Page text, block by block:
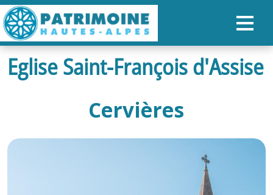
ACCUEIL
PATRIMOINE
Eglise Saint-François d'Assise
Cervières